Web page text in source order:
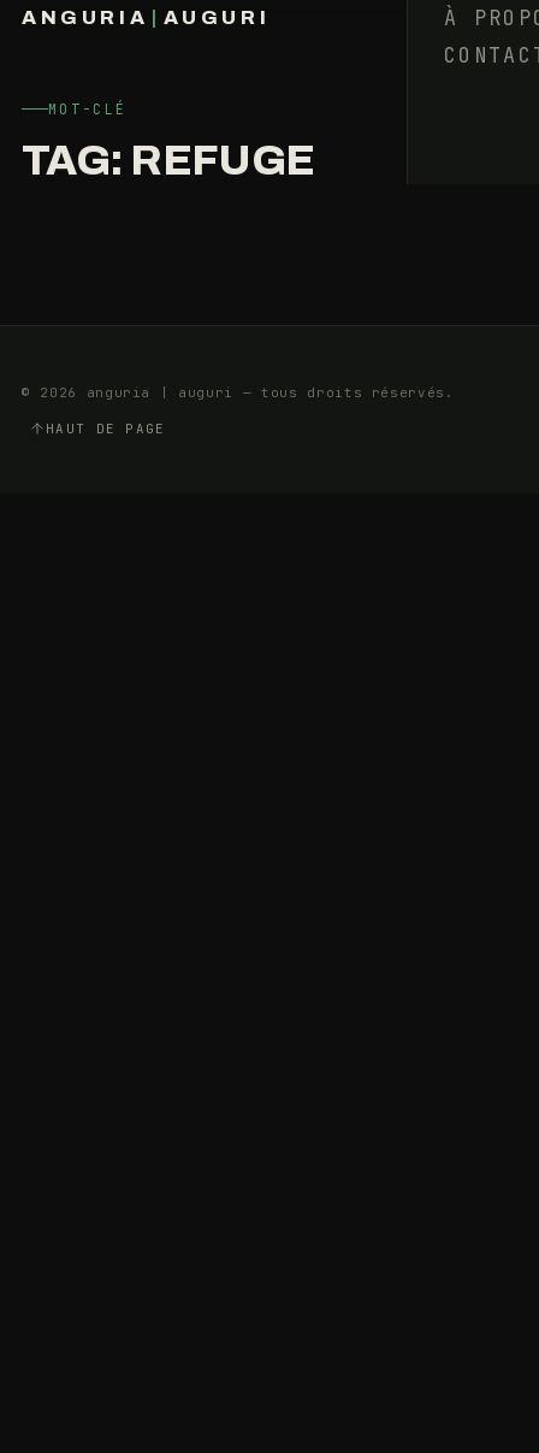
ANGURIA AUGURI
À
MOT-CLÉ
TAG: REFUGE
REFUGE
14
MAI
1
MIN
© 2026 anguria | auguri — tous droits réservés.
HAUT DE PAGE